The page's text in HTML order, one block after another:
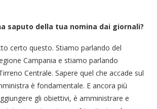
saputo della tua nomina dai giornali?
certo questo. Stiamo parlando del
Campania e stiamo parlando
Centrale. Sapere quel che accade sul
è fondamentale. E ancora più
gli obiettivi, è amministrare e